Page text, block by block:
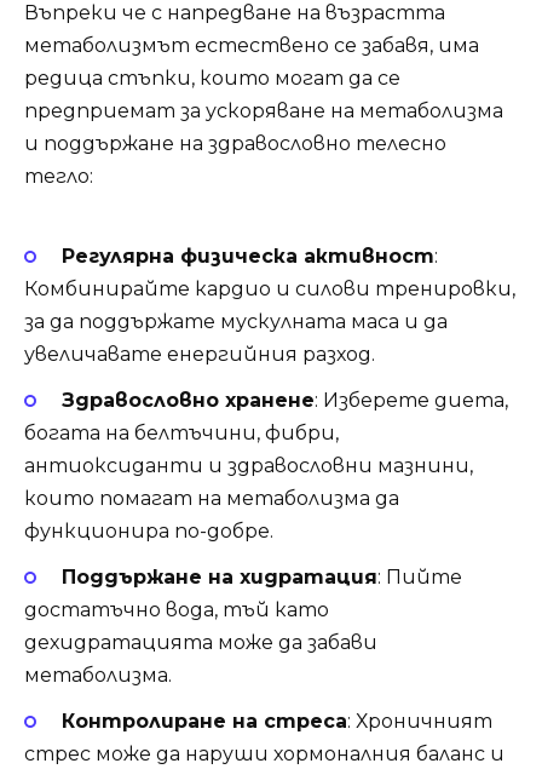
Въпреки че с напредване на възрастта
метаболизмът естествено се забавя, има
редица стъпки, които могат да се
предприемат за ускоряване на метаболизма
и поддържане на здравословно телесно
тегло:
Регулярна физическа активност:
Комбинирайте кардио и силови тренировки,
за да поддържате мускулната маса и да
увеличавате енергийния разход.
Здравословно хранене: Изберете диета,
богата на белтъчини, фибри,
антиоксиданти и здравословни мазнини,
които помагат на метаболизма да
функционира по-добре.
Поддържане на хидратация: Пийте
достатъчно вода, тъй като
дехидратацията може да забави
метаболизма.
Контролиране на стреса: Хроничният
стрес може да наруши хормоналния баланс и